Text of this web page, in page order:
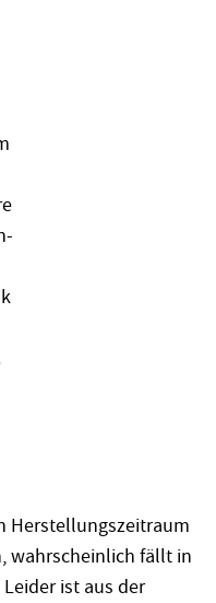
Herstellungszeitraum
wahrscheinlich fällt in
ist aus der